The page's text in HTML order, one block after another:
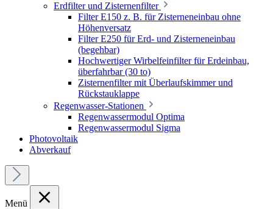
Erdfilter und Zisternenfilter
Filter E150 z. B. für Zisterneneinbau ohne
Höhenversatz
Filter E250 für Erd- und Zisterneneinbau
(begehbar)
Hochwertiger Wirbelfeinfilter für Erdeinbau,
überfahrbar (30 to)
Zisternenfilter mit Überlaufskimmer und
Rückstauklappe
Regenwasser-Stationen
Regenwassermodul Optima
Regenwassermodul Sigma
Photovoltaik
Abverkauf
Menü